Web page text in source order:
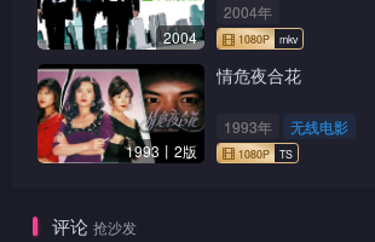
2004
2004年
1993丨2版
情危夜合花
1993年 无线电影
评论 抢沙发